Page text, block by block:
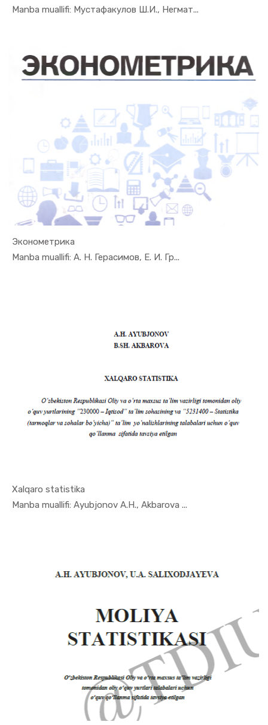
Manba muallifi: Мустафакулов Ш.И., Негмат...
In Ekonome...
Эконометрика
Manba muallifi: А. Н. Герасимов, Е. И. Гр...
In Ekonome...
Xalqaro statistika
Manba muallifi: Ayubjonov A.H., Akbarova ...
In Ekonome...